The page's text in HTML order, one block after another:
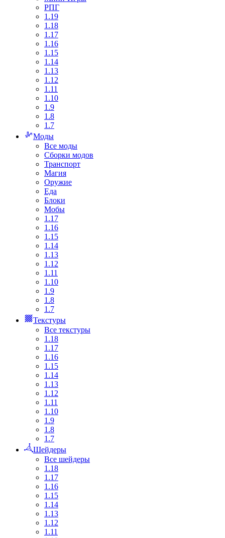
РПГ
1.19
1.18
1.17
1.16
1.15
1.14
1.13
1.12
1.11
1.10
1.9
1.8
1.7
Моды
Все моды
Сборки модов
Транспорт
Магия
Оружие
Еда
Блоки
Мобы
1.17
1.16
1.15
1.14
1.13
1.12
1.11
1.10
1.9
1.8
1.7
Текстуры
Все текстуры
1.18
1.17
1.16
1.15
1.14
1.13
1.12
1.11
1.10
1.9
1.8
1.7
Шейдеры
Все шейдеры
1.18
1.17
1.16
1.15
1.14
1.13
1.12
1.11